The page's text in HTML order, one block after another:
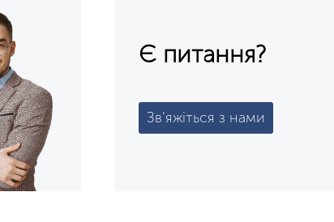
Є питання?
Зв'яжіться з нами